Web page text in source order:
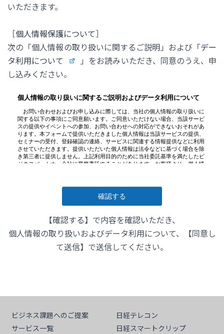
いただきます。
［個人情報保護について］
次の「個人情報の取り扱いに関するご説明」および「デー
タ利用について
」をお読みいただき、同意のうえ、申
し込みください。
【確認する】で内容を確認いただき、
個人情報の取り扱いおよびデータ利用について、【同意し
て送信】で送信してください。
ビジネス課題へのご提案
サービス一覧
日経テレコン
日経スマートクリップ